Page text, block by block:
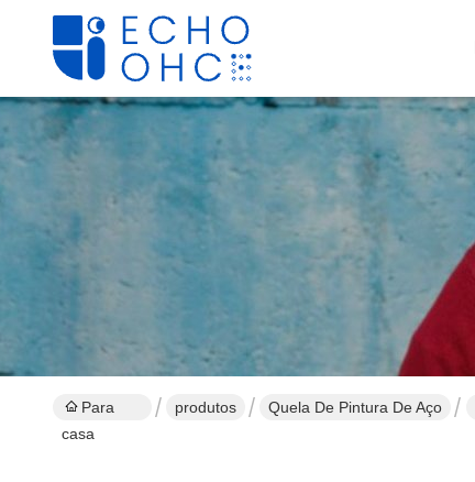
Para
casa
produtos Quela De Pintura De Aço